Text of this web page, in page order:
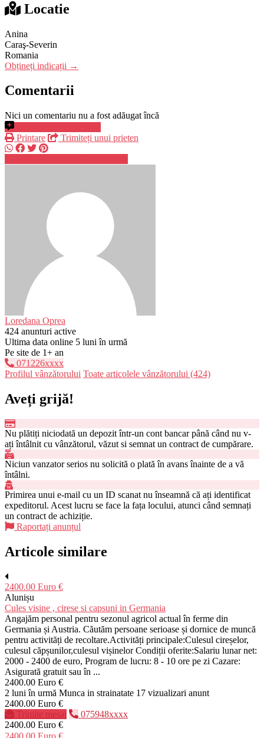
Locatie
Anina
Caraş-Severin
Romania
Obțineți indicații →
Comentarii
Nici un comentariu nu a fost adăugat încă
Printare
Trimiteți unui prieten
Loredana Oprea
424 anunturi active
Ultima data online 5 luni în urmă
Pe site de 1+ an
071226xxxx
Profilul vânzătorului Toate articolele vânzătorului (424)
Aveți grijă!
Nu plătiți niciodată un depozit într-un cont bancar până când nu v-
ați întâlnit cu vânzătorul, văzut si semnat un contract de cumpărare.
Niciun vanzator serios nu solicită o plată în avans înainte de a vă
întâlni.
Primirea unui e-mail cu un ID scanat nu înseamnă că ați identificat
expeditorul. Acest lucru se face la fața locului, atunci când semnați
un contract de achiziție.
Raportați anunțul
Articole similare
2400.00 Euro €
Alunișu
Cules visine , cirese si capsuni in Germania
Angajăm personal pentru sezonul agricol actual în ferme din
Germania și Austria. Căutăm persoane serioase și dornice de muncă
pentru activități de recoltare.Activități principale:Culesul cireșelor,
culesul căpșunilor,culesul vișinelor Condiții oferite:Salariu lunar net:
2000 - 2400 de euro, Program de lucru: 8 - 10 ore pe zi Cazare:
Asigurată gratuit sau în ...
2400.00 Euro €
2 luni în urmă Munca in strainatate 17 vizualizari anunt
2400.00 Euro €
Trimite mesaj
075948xxxx
2400.00 Euro €
2400.00 Euro €